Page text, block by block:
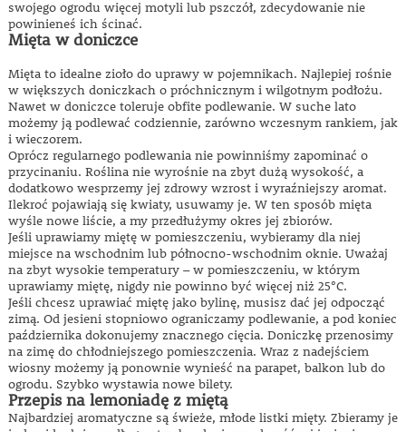
swojego ogrodu więcej motyli lub pszczół, zdecydowanie nie
powinieneś ich ścinać.
Mięta w doniczce
Mięta to idealne zioło do uprawy w pojemnikach. Najlepiej rośnie
w większych doniczkach o próchnicznym i wilgotnym podłożu.
Nawet w doniczce toleruje obfite podlewanie. W suche lato
możemy ją podlewać codziennie, zarówno wczesnym rankiem, jak
i wieczorem.
Oprócz regularnego podlewania nie powinniśmy zapominać o
przycinaniu. Roślina nie wyrośnie na zbyt dużą wysokość, a
dodatkowo wesprzemy jej zdrowy wzrost i wyraźniejszy aromat.
Ilekroć pojawiają się kwiaty, usuwamy je. W ten sposób mięta
wyśle ​​nowe liście, a my przedłużymy okres jej zbiorów.
Jeśli uprawiamy miętę w pomieszczeniu, wybieramy dla niej
miejsce na wschodnim lub północno-wschodnim oknie. Uważaj
na zbyt wysokie temperatury – w pomieszczeniu, w którym
uprawiamy miętę, nigdy nie powinno być więcej niż 25°C.
Jeśli chcesz uprawiać miętę jako bylinę, musisz dać jej odpocząć
zimą. Od jesieni stopniowo ograniczamy podlewanie, a pod koniec
października dokonujemy znacznego cięcia. Doniczkę przenosimy
na zimę do chłodniejszego pomieszczenia. Wraz z nadejściem
wiosny możemy ją ponownie wynieść na parapet, balkon lub do
ogrodu. Szybko wystawia nowe bilety.
Przepis na lemoniadę z miętą
Najbardziej aromatyczne są świeże, młode listki mięty. Zbieramy je